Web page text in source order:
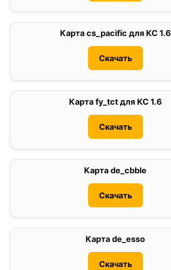
Карта cs_pacific для КС 1.6
Скачать
Карта fy_tct для КС 1.6
Скачать
Карта de_cbble
Скачать
Карта de_esso
Скачать